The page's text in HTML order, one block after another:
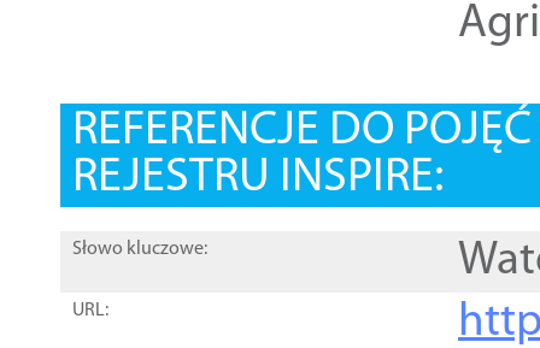
REFERENCJE DO
REJESTRU INSPIRE:
Słowo kluczowe:
URL: